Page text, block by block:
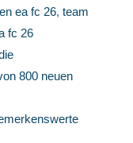
ea fc 26, team
fc 26
800 neuen